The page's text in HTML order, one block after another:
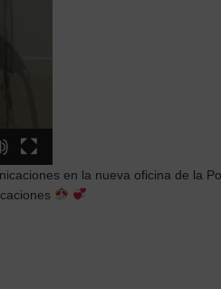
en la nueva oficina de la